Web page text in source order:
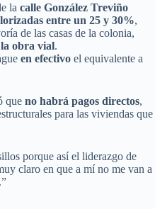
la calle González Treviño
entre un 25 y 30%,
de las casas de la colonia,
obra vial.
en efectivo el equivalente a
que no habrá pagos directos,
para las viviendas que
porque así el liderazgo de
claro en que a mí no me van a